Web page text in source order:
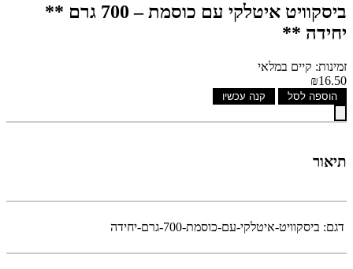
ביסקוויט איטלקי עם כוסמת – 700 גרם **
יחידה **
זמינות: קיים במלאי
₪16.50
הוספה לסל קנה עכשיו
תיאור
דגם: ביסקוויט-איטלקי-עם-כוסמת-700-גרם-יחידה